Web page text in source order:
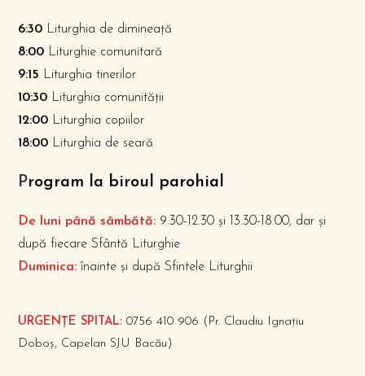
6:30 Liturghia de dimineață
8:00 Liturghie comunitară
9:15 Liturghia tinerilor
10:30 Liturghia comunității
12:00 Liturghia copiilor
18:00 Liturghia de seară
Program la biroul parohial
De luni până sâmbătă: 9.30-12.30 și 13.30-18.00, dar și
după fiecare Sfântă Liturghie
Duminica: înainte și după Sfintele Liturghii
URGENȚE SPITAL: 0756 410 906 (Pr. Claudiu Ignațiu
Doboș, Capelan SJU Bacău)